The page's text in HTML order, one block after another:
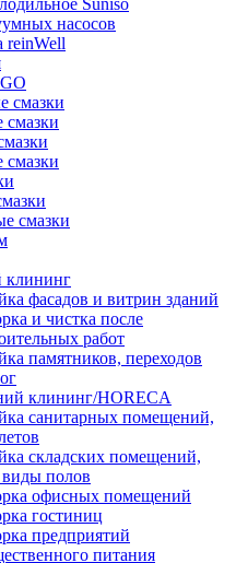
Suniso
насосов
reinWell
смазки
смазки
смазки
смазки
фасадов и витрин зданий
и чистка после
работ
памятников, переходов
клининг/HORECA
санитарных помещений,
складских помещений,
виды полов
офисных помещений
гостиниц
предприятий
питания